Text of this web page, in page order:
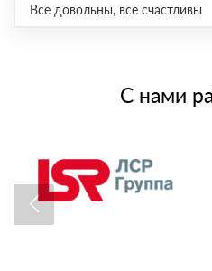
Все довольны, все счастливы
С нами